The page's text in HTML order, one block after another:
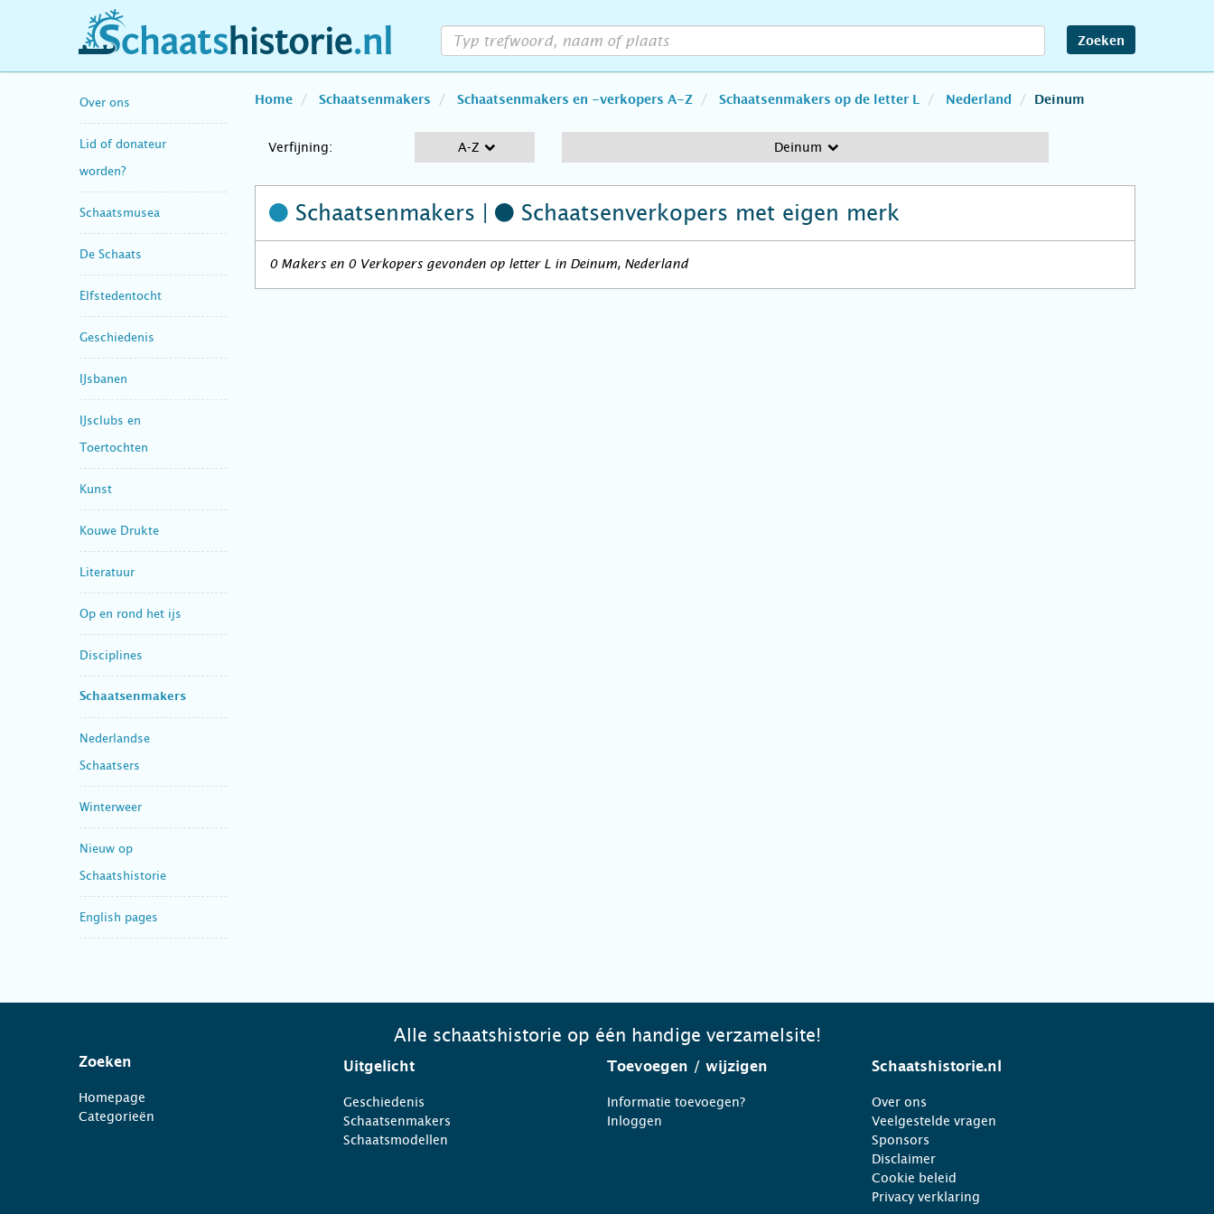
schaatshistorie.nl Zoeken
Over ons
Lid of donateur
worden?
Schaatsmusea
De Schaats
Elfstedentocht
Geschiedenis
IJsbanen
IJsclubs en
Toertochten
Kunst
Kouwe Drukte
Literatuur
Op en rond het ijs
Disciplines
Schaatsenmakers
Nederlandse
Schaatsers
Winterweer
Nieuw op
Schaatshistorie
English pages
Home Schaatsenmakers Schaatsenmakers en -verkopers A-Z Schaatsenmakers op de letter L Nederland Deinum
Verfijning: A-Z Deinum
Schaatsenmakers | Schaatsenverkopers met eigen merk
0 Makers en 0 Verkopers gevonden op letter L in Deinum, Nederland
Alle schaatshistorie op één handige verzamelsite!
Zoeken
Homepage
Categorieën
Uitgelicht
Geschiedenis
Schaatsenmakers
Schaatsmodellen
Toevoegen / wijzigen
Informatie toevoegen?
Inloggen
Schaatshistorie.nl
Over ons
Veelgestelde vragen
Sponsors
Disclaimer
Cookie beleid
Privacy verklaring